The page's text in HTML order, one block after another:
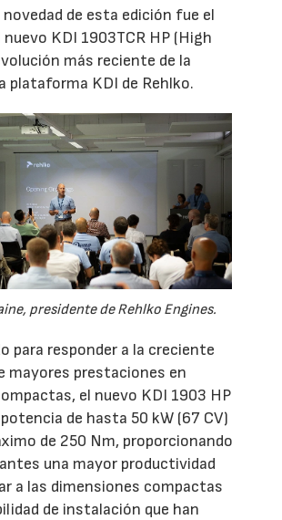
novedad de esta edición fue el
KDI 1903TCR HP (High
más reciente de la
plataforma KDI de Rehlko.
presidente de Rehlko Engines.
para responder a la creciente
mayores prestaciones en
el nuevo KDI 1903 HP
de hasta 50 kW (67 CV)
de 250 Nm, proporcionando
una mayor productividad
a las dimensiones compactas
de instalación que han